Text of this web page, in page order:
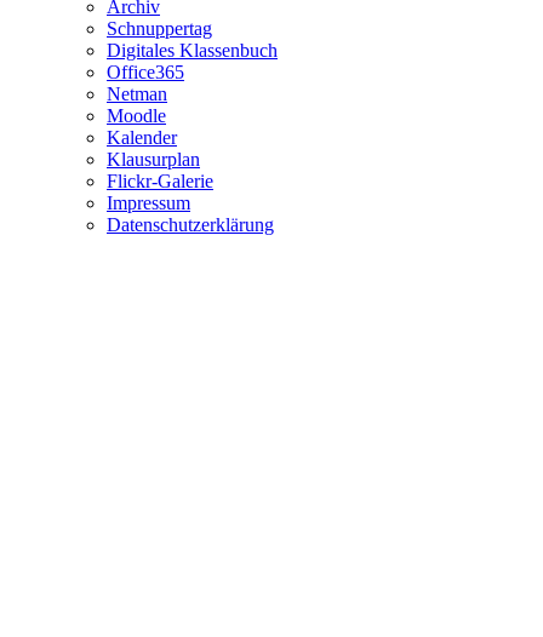
Archiv
Schnuppertag
Digitales Klassenbuch
Office365
Netman
Moodle
Kalender
Klausurplan
Flickr-Galerie
Impressum
Datenschutzerklärung